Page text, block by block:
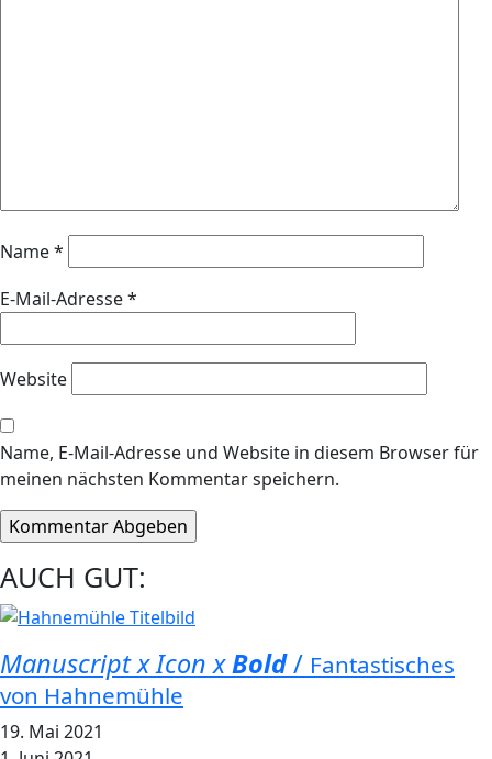
Name*
E-Mail-Adresse*
Website
Name, E-Mail-Adresse und Website in diesem Browser für
meinen nächsten Kommentar speichern.
AUCH GUT:
Manuscript x Icon xBold/ Fantastisches
von Hahnemühle
19. Mai 2021